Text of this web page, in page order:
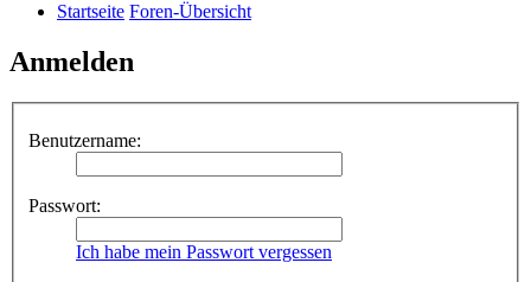
Startseite Foren-Übersicht
Anmelden
Benutzername:
Passwort:
Ich habe mein Passwort vergessen